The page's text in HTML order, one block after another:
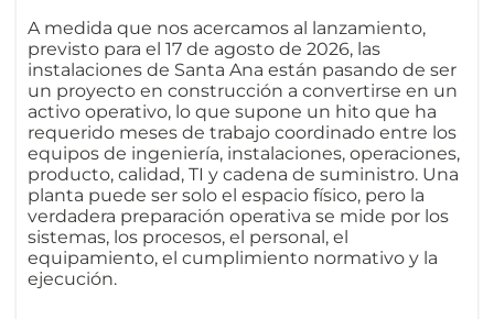
A medida que nos acercamos al lanzamiento,
previsto para el 17 de agosto de 2026, las
instalaciones de Santa Ana están pasando de ser
un proyecto en construcción a convertirse en un
activo operativo, lo que supone un hito que ha
requerido meses de trabajo coordinado entre los
equipos de ingeniería, instalaciones, operaciones,
producto, calidad, TI y cadena de suministro. Una
planta puede ser solo el espacio físico, pero la
verdadera preparación operativa se mide por los
sistemas, los procesos, el personal, el
equipamiento, el cumplimiento normativo y la
ejecución.